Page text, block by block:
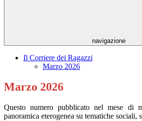
navigazione
Il Corriere dei Ragazzi
Marzo 2026
Marzo 2026
Questo numero pubblicato nel mese di
panoramica eterogenea su tematiche sociali,